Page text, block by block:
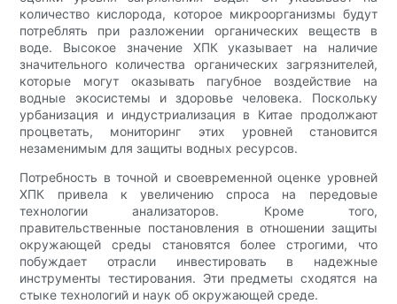
количество кислорода, которое микроорганизмы будут
потреблять при разложении органических веществ в
воде. Высокое значение ХПК указывает на наличие
значительного количества органических загрязнителей,
которые могут оказывать пагубное воздействие на
водные экосистемы и здоровье человека. Поскольку
урбанизация и индустриализация в Китае продолжают
процветать, мониторинг этих уровней становится
незаменимым для защиты водных ресурсов.
Потребность в точной и своевременной оценке уровней
ХПК привела к увеличению спроса на передовые
технологии анализаторов. Кроме того,
правительственные постановления в отношении защиты
окружающей среды становятся более строгими, что
побуждает отрасли инвестировать в надежные
инструменты тестирования. Эти предметы сходятся на
стыке технологий и наук об окружающей среде.